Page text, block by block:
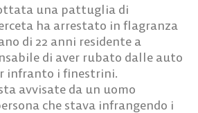
una pattuglia di
ha arrestato in flagranza
di 22 anni residente a
di aver rubato dalle auto
infranto i finestrini.
avvisate da un uomo
che stava infrangendo i